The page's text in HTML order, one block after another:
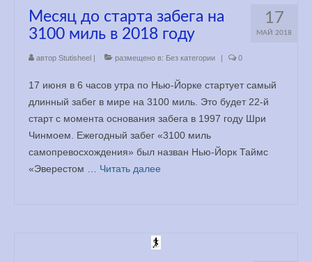
17
МАЙ 2018
Месяц до старта забега на
3100 миль в 2018 году
автор Stutisheel | размещено в: Без категории | 0
17 июня в 6 часов утра по Нью-Йорке стартует самый
длинный забег в мире на 3100 миль. Это будет 22-й
старт с момента основания забега в 1997 году Шри
Чинмоем. Ежегодный забег «3100 миль
самопревосхождения» был назван Нью-Йорк Таймс
«Эверестом … Читать далее